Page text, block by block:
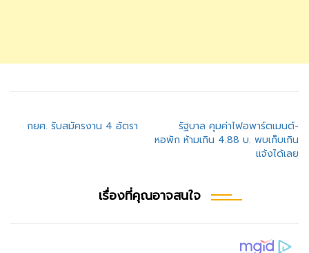
แนะแนว
กยศ. รับสมัครงาน 4 อัตรา
รัฐบาล คุมค่าไฟอพาร์ตเมนต์-
หอพัก ห้ามเกิน 4.88 บ. พบเก็บเกิน
แจ้งได้เลย
เรื่องที่คุณอาจสนใจ